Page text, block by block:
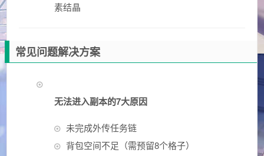
素结晶
常见问题解决方案
无法进入副本的7大原因
未完成外传任务链
背包空间不足（需预留8个格子）